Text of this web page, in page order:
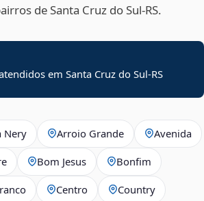
de Santa Cruz do Sul‑RS.
em Santa Cruz do Sul-RS
Nery Arroio Grande Avenida
Bom Jesus Bonfim
Centro Country